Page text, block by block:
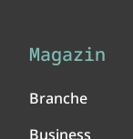
Magazin
Branche
Business